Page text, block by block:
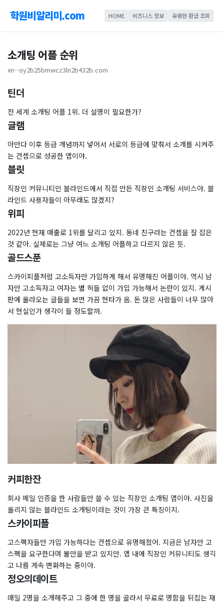
학원비알리미.com HOME 비즈니스 정보 유용한 환급 조회
소개팅 어플 순위
xn--oy2b25bmwcz3ln2b432b.com
틴더
전 세계 소개팅 어플 1위. 더 설명이 필요한가?
글램
아만다 이후 등급 개념까지 넣어서 서로의 등급에 맞춰서 소개를 시켜주
는 컨셉으로 성공한 앱이야.
블릿
직장인 커뮤니티인 블라인드에서 직접 만든 직장인 소개팅 서비스야. 블
라인드 사용자들이 아무래도 많겠지?
위피
2022년 현재 매출로 1위를 달리고 있지. 동네 친구라는 컨셉을 잘 잡은
것 같아. 실제로는 그냥 여느 소개팅 어플하고 다르지 않은 듯.
골드스푼
스카이피플처럼 고소득자만 가입하게 해서 유명해진 어플이야. 역시 남
자만 고소득자고 여자는 별 허들 없이 가입 가능해서 논란이 있지. 게시
판에 올라오는 글들을 보면 가끔 현타가 옴. 돈 많은 사람들이 너무 많아
서 현실인가 생각이 들 정도랄까.
커피한잔
회사 메일 인증을 한 사람들만 쓸 수 있는 직장인 소개팅 앱이야. 사진을
올리지 않는 블라인드 소개팅이라는 것이 가장 큰 특징이지.
스카이피플
고스펙자들만 가입 가능하다는 컨셉으로 유명해졌어. 지금은 남자만 고
스펙을 요구한다며 불만을 받고 있지만. 앱 내에 직장인 커뮤니티도 생긱
고 나름 계속 변화하는 중이야.
정오의데이트
매일 2명을 소개해주고 그 중에 한 명을 골라서 무료로 명함을 뒤집는 재